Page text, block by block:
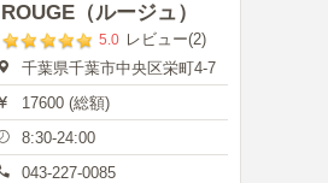
ROUGE（ルージュ）
5.0 レビュー(2)
千葉県千葉市中央区栄町4-7
17600 (総額)
8:30-24:00
043-227-0085